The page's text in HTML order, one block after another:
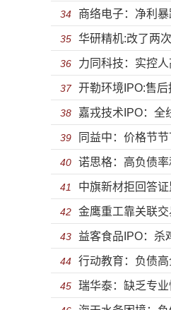
前降价成趋势
产品单一营收高度依
34 商络电子：净利
流失算什么？ “高情
险
35 华研精机:改了两
清勾稽关系应收账款
36 力同科技：实控
宝峰电子 多家子公司
销
37 开勒环境IPO:售
质产品质量被诟病 关
所遭质疑
38 嘉戎技术IPO：全
和存疑的大客户数据
39 同益中：价格节
属性存疑 业务发展停
40 诺思格：高负债
流能否撑起二次冲刺
41 中旗新材拒回答
逆势数倍扩产信披失
失
42 金鹰重工靠关联
涉国资流失侵权职工
43 益客食品IPO：杀
列 业绩大亏损毛利率
44 行动教育：负债
充斥培训的生意还能
45 瑞华泰：缺乏专